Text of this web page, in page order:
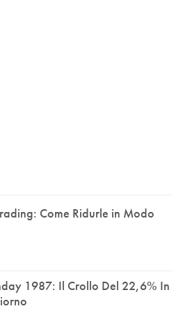
Come Ridurle in Modo
1987: Il Crollo Del 22,6% In